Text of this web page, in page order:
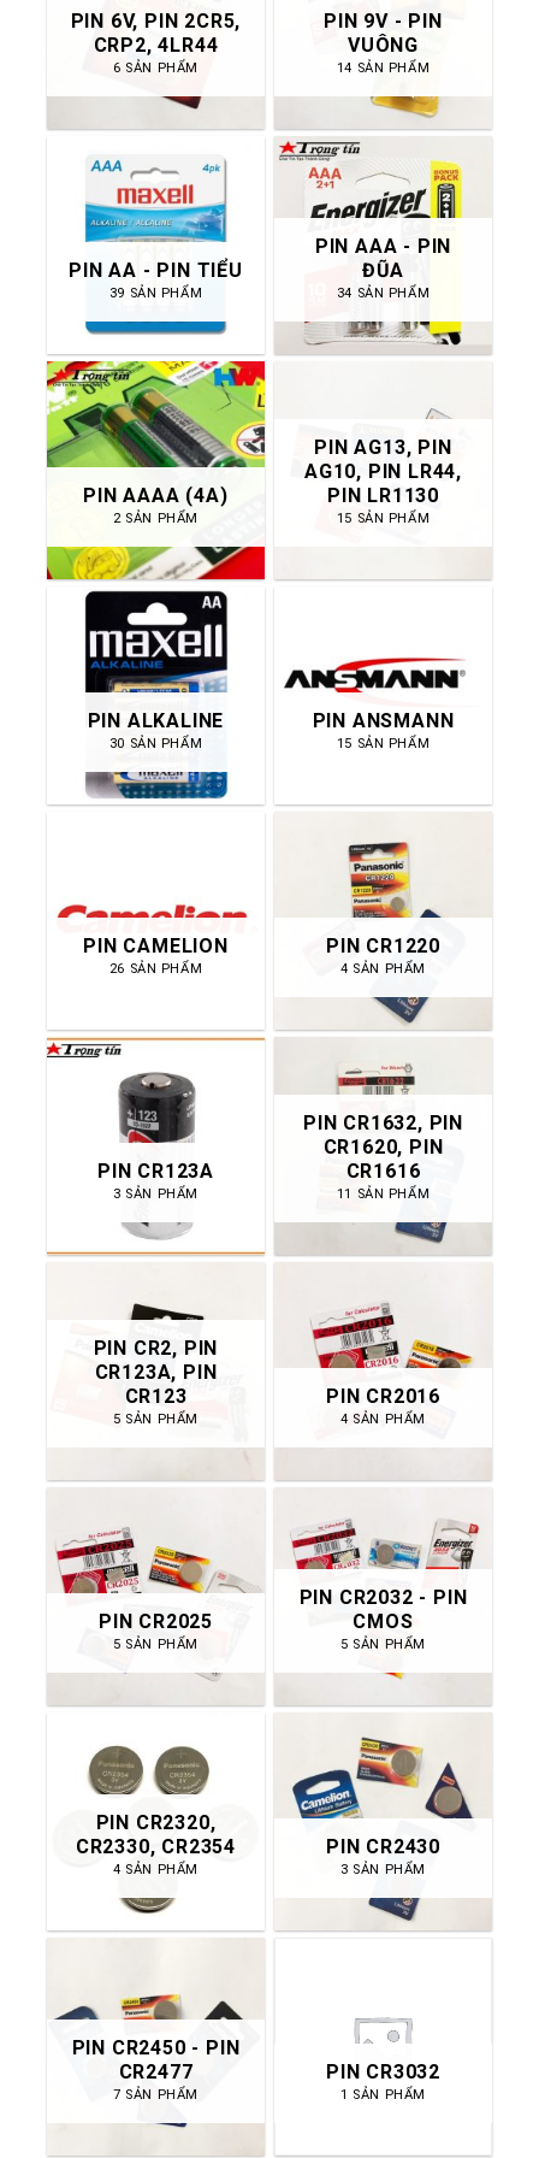
PIN 6V, PIN 2CR5,
CRP2, 4LR44
6 SẢN PHẨM
PIN 9V - PIN
VUÔNG
14 SẢN PHẨM
PIN AA - PIN TIỂU
39 SẢN PHẨM
PIN AAA - PIN
ĐŨA
34 SẢN PHẨM
PIN AAAA (4A)
2 SẢN PHẨM
PIN AG13, PIN
AG10, PIN LR44,
PIN LR1130
15 SẢN PHẨM
PIN ALKALINE
30 SẢN PHẨM
PIN ANSMANN
15 SẢN PHẨM
PIN CAMELION
26 SẢN PHẨM
PIN CR1220
4 SẢN PHẨM
PIN CR123A
3 SẢN PHẨM
PIN CR1632, PIN
CR1620, PIN
CR1616
11 SẢN PHẨM
PIN CR2, PIN
CR123A, PIN
CR123
5 SẢN PHẨM
PIN CR2016
4 SẢN PHẨM
PIN CR2025
5 SẢN PHẨM
PIN CR2032 - PIN
CMOS
5 SẢN PHẨM
PIN CR2320,
CR2330, CR2354
4 SẢN PHẨM
PIN CR2430
3 SẢN PHẨM
PIN CR2450 - PIN
CR2477
7 SẢN PHẨM
PIN CR3032
1 SẢN PHẨM